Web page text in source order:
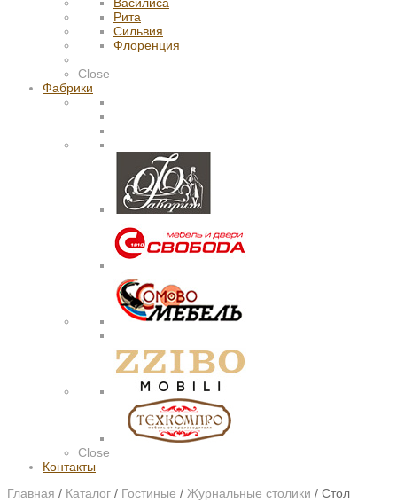
Рита
Сильвия
Флоренция
Close
Фабрики
Close
Контакты
Главная / Каталог / Гостиные / Журнальные столики / Стол